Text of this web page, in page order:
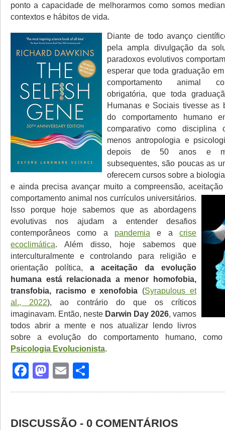
ponto a capacidade de melhorarmos como somos
contextos e hábitos de vida.
Diante de todo avanço
pela ampla divulgação da
paradoxos evolutivos
esperar que toda graduação
comportamento animal
obrigatória, que toda
Humanas e Sociais tivesse as
do comportamento humano
comparativo como disciplina
menos antropologia e
depois de 50 anos e
subsequentes, são poucas as
oferecem cursos sobre a
e ainda precisa avançar muito a compreensão,
comportamento animal nos currículos universitários.
Isso porque hoje sabemos que as abordagens
evolutivas nos ajudam a entender desafios
contemporâneos como a pandemia e acrise
ecoclimática. Além disso, hoje sabemos que
interculturalmente e controlando para religião e
orientação política, a aceitação da evolução
humana está relacionada a menor homofobia,
transfobia, racismo e xenofobia (Syrapulous et
al., 2022), ao contrário do que os críticos
imaginavam. Então, neste Darwin Day 2026, vamos
todos abrir a mente e nos atualizar lendo livros
sobre a evolução do comportamento humano,
Psicologia Evolucionista.
Facebook
Mastodon
Email
DISCUSSÃO - 0 COMENTÁRIOS